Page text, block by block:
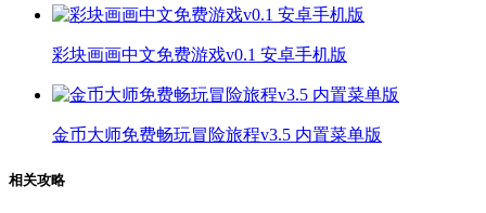
彩块画画中文免费游戏v0.1 安卓手机版
金币大师免费畅玩冒险旅程v3.5 内置菜单版
相关攻略